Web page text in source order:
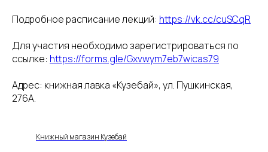
Подробное расписание лекций: https://vk.cc/cuSCqR
Для участия необходимо зарегистрироваться по
ссылке: https://forms.gle/Gxvwym7eb7wicas79
Адрес: книжная лавка «Кузебай», ул. Пушкинская,
276А.
Книжный магазин Кузебай